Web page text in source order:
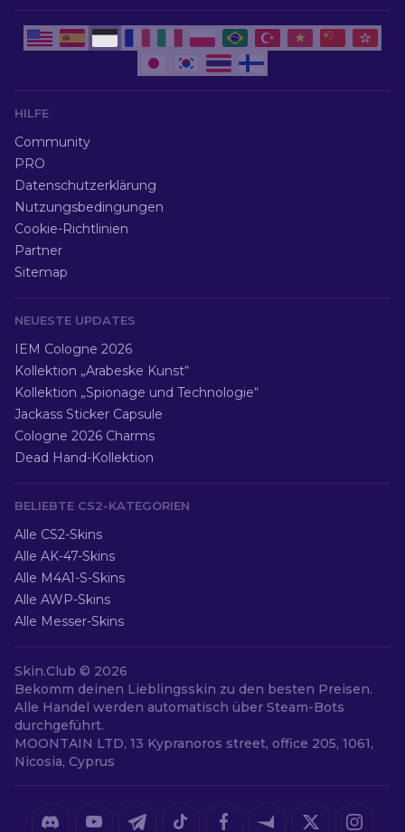
HILFE
Community
PRO
Datenschutzerklärung
Nutzungsbedingungen
Cookie-Richtlinien
Partner
Sitemap
NEUESTE UPDATES
IEM Cologne 2026
Kollektion „Arabeske Kunst“
Kollektion „Spionage und Technologie“
Jackass Sticker Capsule
Cologne 2026 Charms
Dead Hand-Kollektion
BELIEBTE CS2-KATEGORIEN
Alle CS2-Skins
Alle AK-47-Skins
Alle M4A1-S-Skins
Alle AWP-Skins
Alle Messer-Skins
Skin.Club © 2026
Bekomm deinen Lieblingsskin zu den besten Preisen.
Alle Handel werden automatisch über Steam-Bots
durchgeführt.
MOONTAIN LTD, 13 Kypranoros street, office 205, 1061,
Nicosia, Cyprus